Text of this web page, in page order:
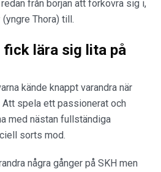
från början att förkovra sig i,
(yngre Thora) till.
fick lära sig lita på
kände knappt varandra när
spela ett passionerat och
med nästan fullständiga
sorts mod.
några gånger på SKH men